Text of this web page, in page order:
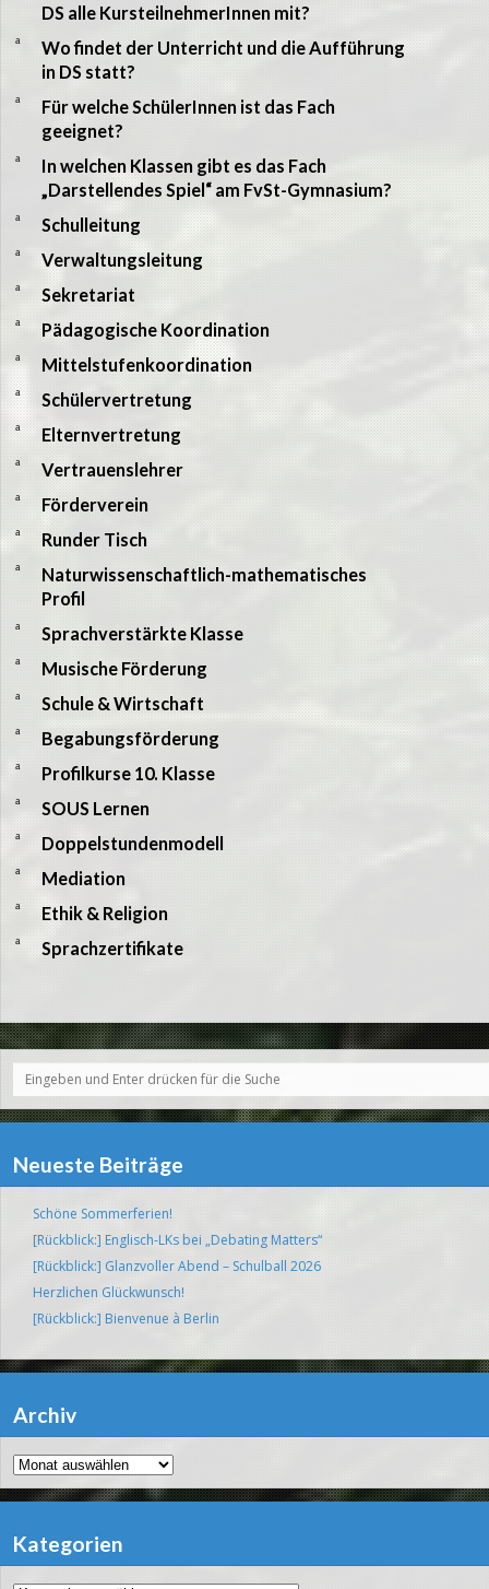
DS alle KursteilnehmerInnen mit?
a
Wo findet der Unterricht und die Aufführung
in DS statt?
a
Für welche SchülerInnen ist das Fach
geeignet?
a
In welchen Klassen gibt es das Fach
„Darstellendes Spiel“ am FvSt-Gymnasium?
a Schulleitung
a Verwaltungsleitung
a Sekretariat
a Pädagogische Koordination
a Mittelstufenkoordination
a Schülervertretung
a Elternvertretung
a Vertrauenslehrer
a Förderverein
a Runder Tisch
a
Naturwissenschaftlich-mathematisches
Profil
a Sprachverstärkte Klasse
a Musische Förderung
a Schule & Wirtschaft
a Begabungsförderung
a Profilkurse 10. Klasse
a SOUS Lernen
a Doppelstundenmodell
a Mediation
a Ethik & Religion
a Sprachzertifikate
Neueste Beiträge
Schöne Sommerferien!
[Rückblick:] Englisch-LKs bei „Debating Matters“
[Rückblick:] Glanzvoller Abend – Schulball 2026
Herzlichen Glückwunsch!
[Rückblick:] Bienvenue à Berlin
Archiv
Archiv
Kategorien